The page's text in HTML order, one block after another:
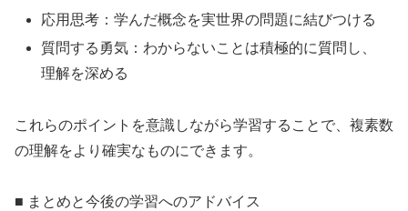
応用思考：学んだ概念を実世界の問題に結びつける
質問する勇気：わからないことは積極的に質問し、
理解を深める
これらのポイントを意識しながら学習することで、複素数
の理解をより確実なものにできます。
■ まとめと今後の学習へのアドバイス